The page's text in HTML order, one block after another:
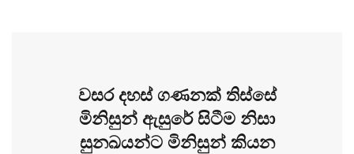
වසර දහස් ගණනක් තිස්සේ
මිනිසුන් ඇසුරේ සිටීම නිසා
සුනඛයන්ට මිනිසුන් කියන